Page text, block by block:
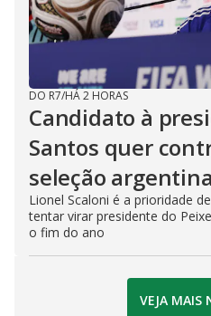
DO R7/HÁ 2 HORAS
Candidato à
Santos quer
seleção argentina
Lionel Scaloni é a prioridade
tentar virar presidente do
o fim do ano
VEJA MAIS